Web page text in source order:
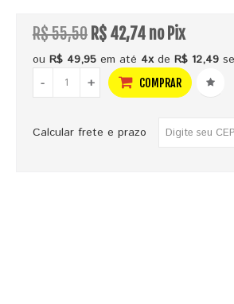
R$ 55,50 R$ 42,74 no Pix
ou R$ 49,95em até 4xde R$ 12,49
-
+ COMPRAR
Calcular frete e prazo